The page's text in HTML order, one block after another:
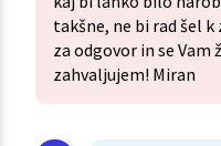
takšne, ne bi rad šel k
za odgovor in se Vam
zahvaljujem! Miran